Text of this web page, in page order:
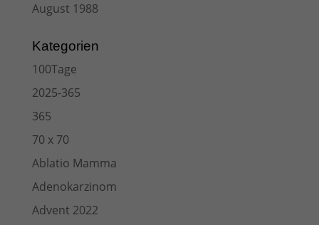
August 1988
Kategorien
100Tage
2025-365
365
70 x 70
Ablatio Mamma
Adenokarzinom
Advent 2022